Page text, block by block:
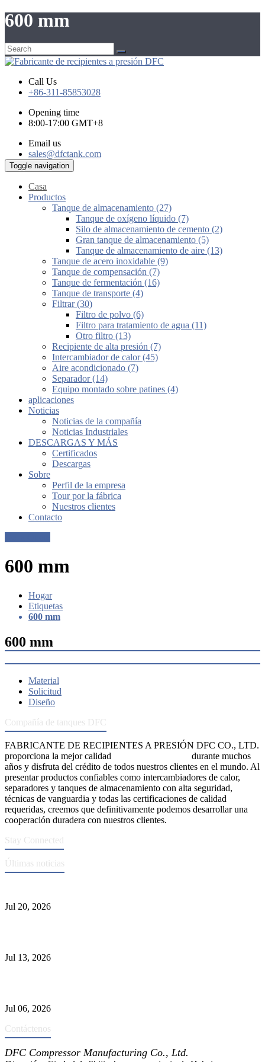
600 mm
Call Us
+86-311-85853028
Opening time
8:00-17:00 GMT+8
Email us
sales@dfctank.com
Toggle navigation
Casa
Productos
Tanque de almacenamiento (27)
Tanque de oxígeno líquido (7)
Silo de almacenamiento de cemento (2)
Gran tanque de almacenamiento (5)
Tanque de almacenamiento de aire (13)
Tanque de acero inoxidable (9)
Tanque de compensación (7)
Tanque de fermentación (16)
Tanque de transporte (4)
Filtrar (30)
Filtro de polvo (6)
Filtro para tratamiento de agua (11)
Otro filtro (13)
Recipiente de alta presión (7)
Intercambiador de calor (45)
Aire acondicionado (7)
Separador (14)
Equipo montado sobre patines (4)
aplicaciones
Noticias
Noticias de la compañía
Noticias Industriales
DESCARGAS Y MÁS
Certificados
Descargas
Sobre
Perfil de la empresa
Tour por la fábrica
Nuestros clientes
Contacto
600 mm
Hogar
Etiquetas
600 mm
600 mm
Material
Solicitud
Diseño
Compañía de tanques DFC
FABRICANTE DE RECIPIENTES A PRESIÓN DFC CO., LTD.
proporciona la mejor calidad
durante muchos
años y disfruta del crédito de todos nuestros clientes en el mundo. Al
presentar productos confiables como intercambiadores de calor,
separadores y tanques de almacenamiento con alta seguridad,
técnicas de vanguardia y todas las certificaciones de calidad
requeridas, creemos que definitivamente podemos desarrollar una
cooperación duradera con nuestros clientes.
Stay Connected
Últimas noticias
Jul 20, 2026
Jul 13, 2026
Jul 06, 2026
Contáctenos
DFC Compressor Manufacturing Co., Ltd.